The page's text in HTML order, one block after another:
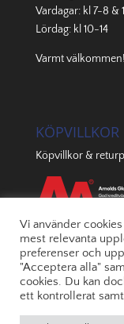
Vardagar: kl 7-8 &
Lördag: kl 10-14
Varmt välkommen!
KÖPVILLKOR
Köpvillkor &
Vi använder
mest relevanta
preferenser och
"Acceptera alla"
cookies. Du kan
ett kontrollerat